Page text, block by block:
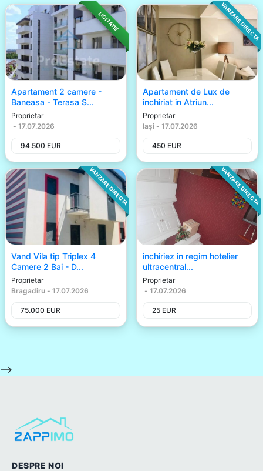
LICITATIE
Apartament 2 camere -
Baneasa - Terasa S...
Proprietar
- 17.07.2026
94.500 EUR
VANZARE DIRECTA
Apartament de Lux de
inchiriat in Atriun...
Proprietar
Iași - 17.07.2026
450 EUR
VANZARE DIRECTA
Vand Vila tip Triplex 4
Camere 2 Bai - D...
Proprietar
Bragadiru - 17.07.2026
75.000 EUR
VANZARE DIRECTA
inchiriez in regim hotelier
ultracentral...
Proprietar
- 17.07.2026
25 EUR
-->
DESPRE NOI